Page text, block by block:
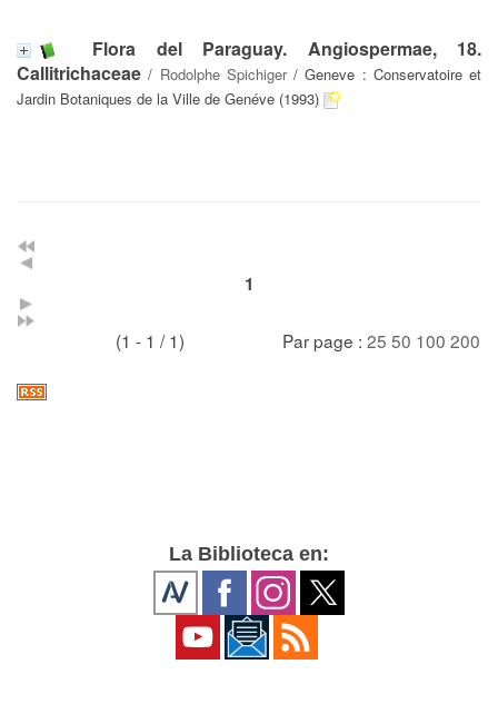
Flora del Paraguay. Angiospermae, 18.
Callitrichaceae / Rodolphe Spichiger/ Geneve : Conservatoire et
Jardin Botaniques de la Ville de Genéve (1993)
1
(1 - 1 / 1) Par page : 25 50 100 200
La Biblioteca en: